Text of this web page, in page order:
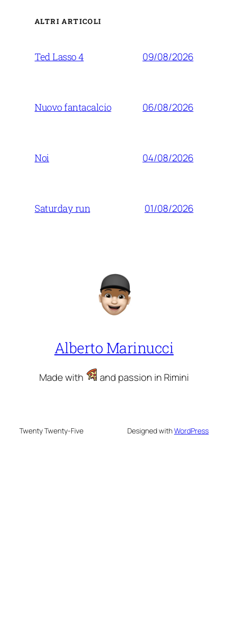
ALTRI ARTICOLI
Ted Lasso 4 09/08/2026
Nuovo fantacalcio 06/08/2026
Noi 04/08/2026
Saturday run 01/08/2026
Alberto Marinucci
Made with and passion in Rimini
Twenty Twenty-Five Designed withWordPress